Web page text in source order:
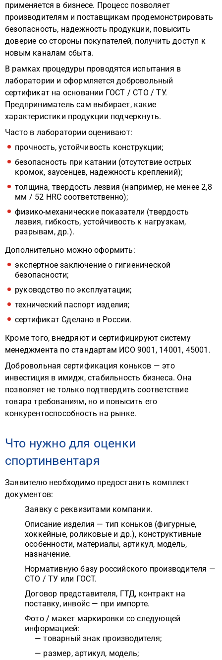
применяется в бизнесе. Процесс позволяет
производителям и поставщикам продемонстрировать
безопасность, надежность продукции, повысить
доверие со стороны покупателей, получить доступ к
новым каналам сбыта.
В рамках процедуры проводятся испытания в
лаборатории и оформляется добровольный
сертификат на основании ГОСТ / СТО / ТУ.
Предприниматель сам выбирает, какие
характеристики продукции подчеркнуть.
Часто в лаборатории оценивают:
прочность, устойчивость конструкции;
безопасность при катании (отсутствие острых
кромок, заусенцев, надежность креплений);
толщина, твердость лезвия (например, не менее 2,8
мм / 52 HRC соответственно);
физико-механические показатели (твердость
лезвия, гибкость, устойчивость к нагрузкам,
разрывам, др.).
Дополнительно можно оформить:
экспертное заключение о гигиенической
безопасности;
руководство по эксплуатации;
технический паспорт изделия;
сертификат Сделано в России.
Кроме того, внедряют и сертифицируют систему
менеджмента по стандартам ИСО 9001, 14001, 45001.
Добровольная сертификация коньков — это
инвестиция в имидж, стабильность бизнеса. Она
позволяет не только подтвердить соответствие
товара требованиям, но и повысить его
конкурентоспособность на рынке.
Что нужно для оценки
спортинвентаря
Заявителю необходимо предоставить комплект
документов:
Заявку с реквизитами компании.
Описание изделия — тип коньков (фигурные,
хоккейные, роликовые и др.), конструктивные
особенности, материалы, артикул, модель,
назначение.
Нормативную базу российского производителя —
СТО / ТУ или ГОСТ.
Договор представителя, ГТД, контракт на
поставку, инвойс — при импорте.
Фото / макет маркировки со следующей
информацией:
— товарный знак производителя;
— размер, артикул, модель;